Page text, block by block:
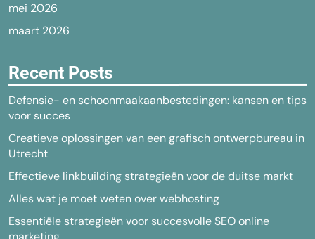
mei 2026
maart 2026
Recent Posts
Defensie- en schoonmaakaanbestedingen: kansen en tips
voor succes
Creatieve oplossingen van een grafisch ontwerpbureau in
Utrecht
Effectieve linkbuilding strategieën voor de duitse markt
Alles wat je moet weten over webhosting
Essentiële strategieën voor succesvolle SEO online